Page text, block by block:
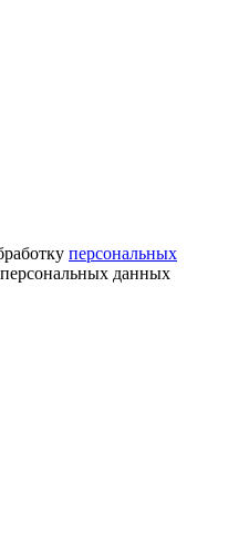
персональных
данных